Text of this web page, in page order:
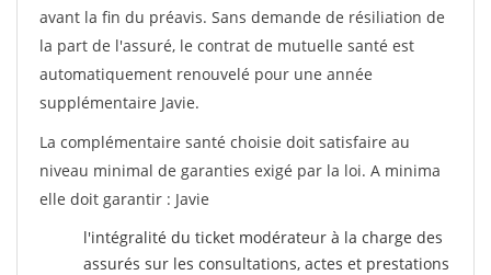
avant la fin du préavis. Sans demande de résiliation de
la part de l'assuré, le contrat de mutuelle santé est
automatiquement renouvelé pour une année
supplémentaire Javie.
La complémentaire santé choisie doit satisfaire au
niveau minimal de garanties exigé par la loi. A minima
elle doit garantir : Javie
l'intégralité du ticket modérateur à la charge des
assurés sur les consultations, actes et prestations